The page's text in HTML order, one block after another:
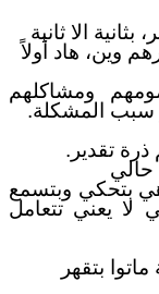
الا ثانية
وين، هاد أولاً
ومشاكلهم
سبب المشكلة.
ذرة تقدير.
حالي
بتحكي وبتسمع
يعني تتعامل
بتقهر